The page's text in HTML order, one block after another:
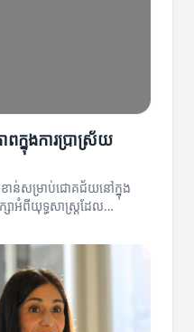
ពក្នុងការប្រាស្រ័យ
ាន់សម្រាប់ជោគជ័យនៅក្នុង
សាអំពីយុទ្ធសាស្ត្រដែល